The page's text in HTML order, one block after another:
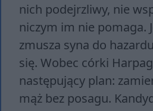
nich podejrzliwy, nie
niczym im nie pomaga.
zmusza syna do
się. Wobec córki
następujący plan:
mąż bez posagu.